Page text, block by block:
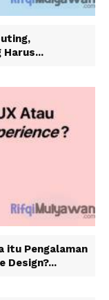
Harus...
itu Pengalaman
Design?...